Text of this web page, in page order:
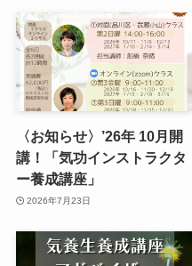
〈お知らせ〉’26年 10月開
講！「気功インストラクタ
ー養成講座」
2026年7月23日